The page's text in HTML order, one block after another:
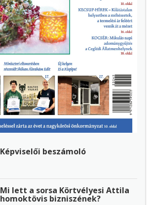
Képviselői beszámoló
Mi lett a sorsa Körtvélyesi Attila
homoktövis bizniszének?